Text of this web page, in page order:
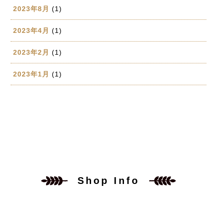
2023年8月 (1)
2023年4月 (1)
2023年2月 (1)
2023年1月 (1)
Shop Info